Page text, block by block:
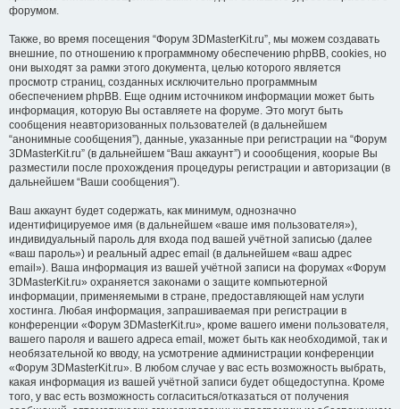
форумом.
Также, во время посещения “Форум 3DMasterKit.ru”, мы можем создавать
внешние, по отношению к программному обеспечению phpBB, cookies, но
они выходят за рамки этого документа, целью которого является
просмотр страниц, созданных исключительно программным
обеспечением phpBB. Еще одним источником информации может быть
информация, которую Вы оставляете на форуме. Это могут быть
сообщения неавторизованных пользователей (в дальнейшем
“анонимные сообщения”), данные, указанные при регистрации на “Форум
3DMasterKit.ru” (в дальнейшем “Ваш аккаунт”) и соообщения, коорые Вы
разместили после прохождения процедуры регистрации и авторизации (в
дальнейшем “Ваши сообщения”).
Ваш аккаунт будет содержать, как минимум, однозначно
идентифицируемое имя (в дальнейшем «ваше имя пользователя»),
индивидуальный пароль для входа под вашей учётной записью (далее
«ваш пароль») и реальный адрес email (в дальнейшем «ваш адрес
email»). Ваша информация из вашей учётной записи на форумах «Форум
3DMasterKit.ru» охраняется законами о защите компьютерной
информации, применяемыми в стране, предоставляющей нам услуги
хостинга. Любая информация, запрашиваемая при регистрации в
конференции «Форум 3DMasterKit.ru», кроме вашего имени пользователя,
вашего пароля и вашего адреса email, может быть как необходимой, так и
необязательной ко вводу, на усмотрение администрации конференции
«Форум 3DMasterKit.ru». В любом случае у вас есть возможность выбрать,
какая информация из вашей учётной записи будет общедоступна. Кроме
того, у вас есть возможность согласиться/отказаться от получения